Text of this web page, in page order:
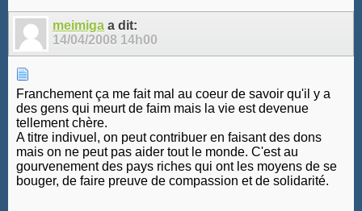
meimiga a dit:
14/04/2008 14h00
Franchement ça me fait mal au coeur de savoir qu'il y a
des gens qui meurt de faim mais la vie est devenue
tellement chère.
A titre indivuel, on peut contribuer en faisant des dons
mais on ne peut pas aider tout le monde. C'est au
gourvenement des pays riches qui ont les moyens de se
bouger, de faire preuve de compassion et de solidarité.